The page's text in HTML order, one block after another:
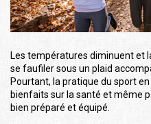
Les températures diminuent et
se faufiler sous un plaid
Pourtant, la pratique du sport
bienfaits sur la santé et même
bien préparé et équipé.